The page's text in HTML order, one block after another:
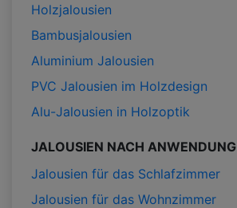
Holzjalousien
Bambusjalousien
Aluminium Jalousien
PVC Jalousien im Holzdesign
Alu-Jalousien in Holzoptik
JALOUSIEN NACH ANWENDUNG
Jalousien für das Schlafzimmer
Jalousien für das Wohnzimmer